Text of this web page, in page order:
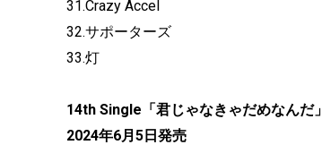
31.Crazy Accel
32.サポーターズ
33.灯
14th Single「君じゃなきゃだめなんだ」
2024年6月5日発売